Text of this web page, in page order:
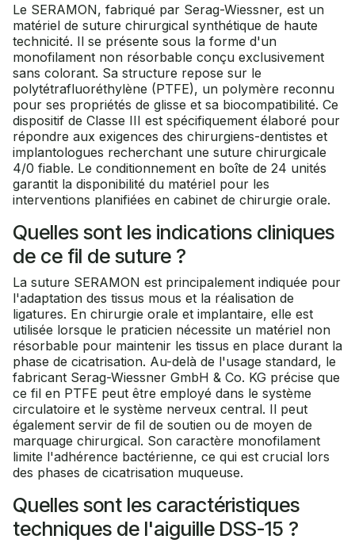
Le SERAMON, fabriqué par Serag-Wiessner, est un
matériel de suture chirurgical synthétique de haute
technicité. Il se présente sous la forme d'un
monofilament non résorbable conçu exclusivement
sans colorant. Sa structure repose sur le
polytétrafluoréthylène (PTFE), un polymère reconnu
pour ses propriétés de glisse et sa biocompatibilité. Ce
dispositif de Classe III est spécifiquement élaboré pour
répondre aux exigences des chirurgiens-dentistes et
implantologues recherchant une suture chirurgicale
4/0 fiable. Le conditionnement en boîte de 24 unités
garantit la disponibilité du matériel pour les
interventions planifiées en cabinet de chirurgie orale.
Quelles sont les indications cliniques
de ce fil de suture ?
La suture SERAMON est principalement indiquée pour
l'adaptation des tissus mous et la réalisation de
ligatures. En chirurgie orale et implantaire, elle est
utilisée lorsque le praticien nécessite un matériel non
résorbable pour maintenir les tissus en place durant la
phase de cicatrisation. Au-delà de l'usage standard, le
fabricant Serag-Wiessner GmbH & Co. KG précise que
ce fil en PTFE peut être employé dans le système
circulatoire et le système nerveux central. Il peut
également servir de fil de soutien ou de moyen de
marquage chirurgical. Son caractère monofilament
limite l'adhérence bactérienne, ce qui est crucial lors
des phases de cicatrisation muqueuse.
Quelles sont les caractéristiques
techniques de l'aiguille DSS-15 ?